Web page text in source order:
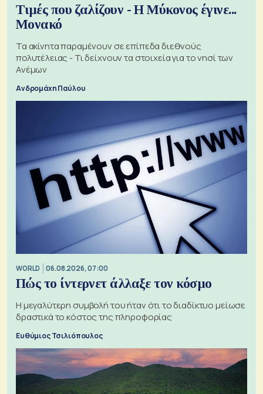
Τιμές που ζαλίζουν - Η Μύκονος έγινε...
Μονακό
Τα ακίνητα παραμένουν σε επίπεδα διεθνούς
πολυτέλειας - Τι δείχνουν τα στοιχεία για το νησί των
Ανέμων
Ανδρομάχη Παύλου
WORLD 06.08.2026, 07:00
Πώς το ίντερνετ άλλαξε τον κόσμο
Η μεγαλύτερη συμβολή του ήταν ότι το διαδίκτυο μείωσε
δραστικά το κόστος της πληροφορίας
Ευθύμιος Τσιλιόπουλος